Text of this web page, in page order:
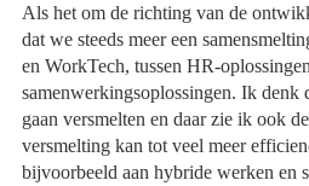
Als het om de richting van de
dat we steeds meer een
en WorkTech, tussen HR-
samenwerkingsoplossingen. Ik denk
gaan versmelten en daar zie ik ook
versmelting kan tot veel meer
bijvoorbeeld aan hybride werken en